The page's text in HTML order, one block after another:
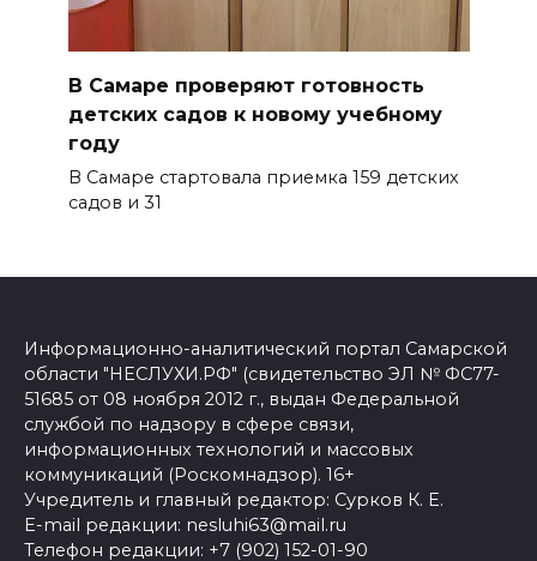
В Самаре проверяют готовность
детских садов к новому учебному
году
В Самаре стартовала приемка 159 детских
садов и 31
Информационно-аналитический портал Самарской
области "НЕСЛУХИ.РФ" (свидетельство ЭЛ № ФС77-
51685 от 08 ноября 2012 г., выдан Федеральной
службой по надзору в сфере связи,
информационных технологий и массовых
коммуникаций (Роскомнадзор). 16+
Учредитель и главный редактор: Сурков К. Е.
E-mail редакции: nesluhi63@mail.ru
Телефон редакции: +7 (902) 152-01-90